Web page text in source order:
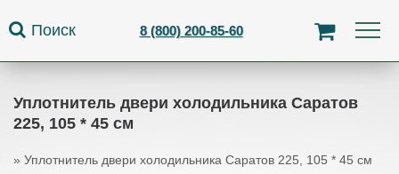
Поиск 8 (800) 200-85-60
Уплотнитель двери холодильника Саратов
225, 105 * 45 см
» Уплотнитель двери холодильника Саратов 225, 105 * 45 см